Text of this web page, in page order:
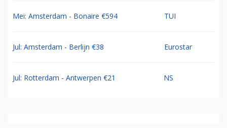
Mei: Amsterdam - Bonaire €594 TUI
Jul: Amsterdam - Berlijn €38 Eurostar
Jul: Rotterdam - Antwerpen €21 NS